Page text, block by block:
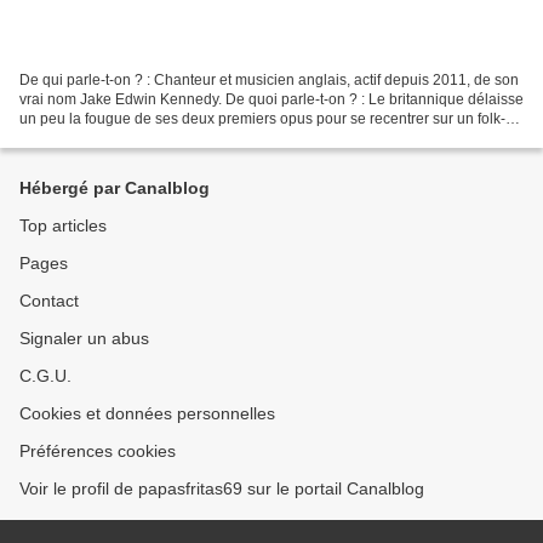
De qui parle-t-on ? : Chanteur et musicien anglais, actif depuis 2011, de son
vrai nom Jake Edwin Kennedy. De quoi parle-t-on ? : Le britannique délaisse
un peu la fougue de ses deux premiers opus pour se recentrer sur un folk-
Hébergé par Canalblog
Top articles
Pages
Contact
Signaler un abus
C.G.U.
Cookies et données personnelles
Préférences cookies
Voir le profil de papasfritas69 sur le portail Canalblog